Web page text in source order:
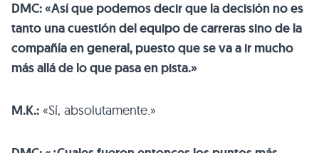
DMC: «Así que podemos decir que la decisión no es
tanto una cuestión del equipo de carreras sino de la
compañía en general, puesto que se va a ir mucho
más allá de lo que pasa en pista.»
M.K.: «Sí, absolutamente.»